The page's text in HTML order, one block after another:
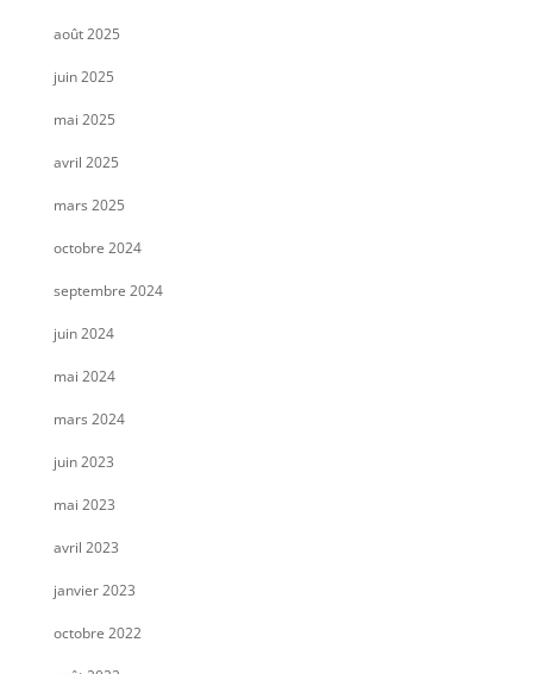
août 2025
juin 2025
mai 2025
avril 2025
mars 2025
octobre 2024
septembre 2024
juin 2024
mai 2024
mars 2024
juin 2023
mai 2023
avril 2023
janvier 2023
octobre 2022